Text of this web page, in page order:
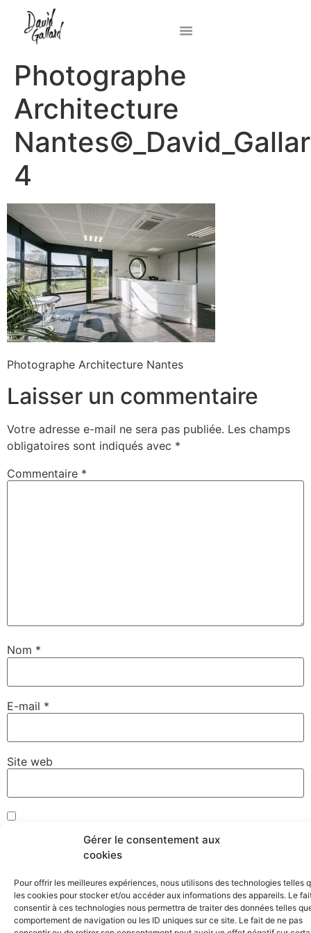
Gérer le consentement aux
cookies
Pour offrir les meilleures expériences, nous utilisons des technologies telles
les cookies pour stocker et/ou accéder aux informations des appareils. Le
consentir à ces technologies nous permettra de traiter des données telles
comportement de navigation ou les ID uniques sur ce site. Le fait de ne pas
Photographe
Architecture
4
Photographe Architecture Nantes
Laisser un commentaire
Votre adresse e-mail ne sera pas publiée. Les champs
obligatoires sont indiqués avec *
Commentaire *
Nom *
E-mail *
Site web
navigateur pour mon prochain commentaire.